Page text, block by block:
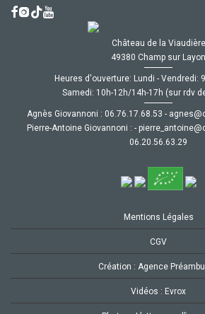
Château de la Viaudière
49380 Champ sur Layon
Heures d'ouverture: Lundi - Vendredi:
Samedi: 10h-12h/14h-17h (sur rdv
Agnès Giovannoni : -
35.86.71.67.60
Pierre-Antoine Giovannoni : -
92.36.65.02.60
Mentions Légales
CGV
Création : Agence
Vidéos : Evrox